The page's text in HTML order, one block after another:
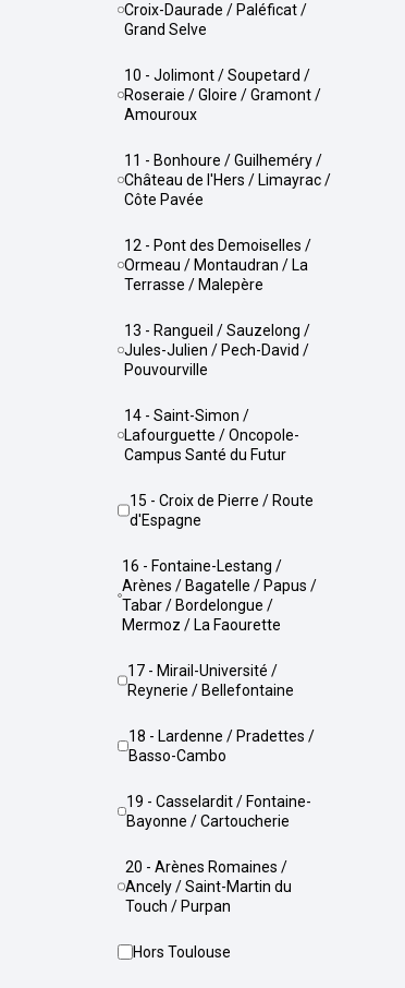
Croix-Daurade / Paléficat /
Grand Selve
10 - Jolimont / Soupetard /
Roseraie / Gloire / Gramont /
Amouroux
11 - Bonhoure / Guilheméry /
Château de l'Hers / Limayrac /
Côte Pavée
12 - Pont des Demoiselles /
Ormeau / Montaudran / La
Terrasse / Malepère
13 - Rangueil / Sauzelong /
Jules-Julien / Pech-David /
Pouvourville
14 - Saint-Simon /
Lafourguette / Oncopole-
Campus Santé du Futur
15 - Croix de Pierre / Route
d'Espagne
16 - Fontaine-Lestang /
Arènes / Bagatelle / Papus /
Tabar / Bordelongue /
Mermoz / La Faourette
17 - Mirail-Université /
Reynerie / Bellefontaine
18 - Lardenne / Pradettes /
Basso-Cambo
19 - Casselardit / Fontaine-
Bayonne / Cartoucherie
20 - Arènes Romaines /
Ancely / Saint-Martin du
Touch / Purpan
Hors Toulouse